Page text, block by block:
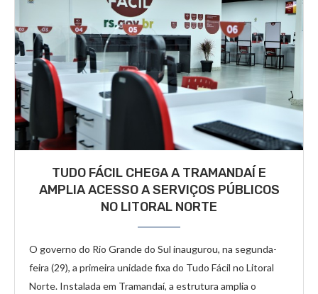
TUDO FÁCIL CHEGA A TRAMANDAÍ E
AMPLIA ACESSO A SERVIÇOS PÚBLICOS
NO LITORAL NORTE
O governo do Rio Grande do Sul inaugurou, na segunda-
feira (29), a primeira unidade fixa do Tudo Fácil no Litoral
Norte. Instalada em Tramandaí, a estrutura amplia o